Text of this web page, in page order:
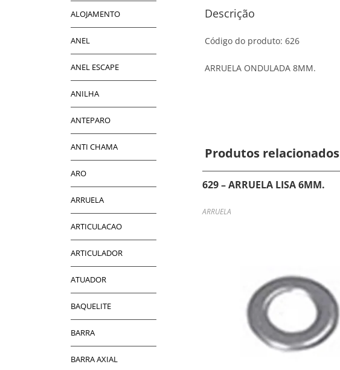
Descrição
Código do produto: 626
ARRUELA ONDULADA 8MM.
Produtos relacionados
629 – ARRUELA LISA 6MM.
ARRUELA
ALOJAMENTO
ANEL
ANEL ESCAPE
ANILHA
ANTEPARO
ANTI CHAMA
ARO
ARRUELA
ARTICULACAO
ARTICULADOR
ATUADOR
BAQUELITE
BARRA
BARRA AXIAL